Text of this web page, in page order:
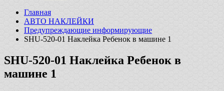
Главная
АВТО НАКЛЕЙКИ
Предупреждающие информирующие
SHU-520-01 Наклейка Ребенок в машине 1
SHU-520-01 Наклейка Ребенок в
машине 1